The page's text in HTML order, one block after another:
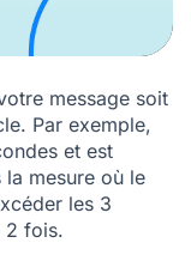
message soit
Par exemple,
et est
mesure où le
les 3
2 fois.